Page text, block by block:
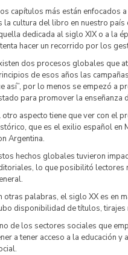
capítulos más están enfocados
la cultura del libro en nuestro
dedicada al siglo XIX o a la
hacer un recorrido por los
dos procesos globales que
de esos años las
así”, por lo menos se empezó a
para promover la enseñanza
otro aspecto tiene que ver con el
que es el exilio español en
Argentina.
hechos globales tuvieron
lo que posibilitó lectores
otras palabras, el siglo XX es en
disponibilidad de títulos,
de los sectores sociales que
a tener acceso a la educación